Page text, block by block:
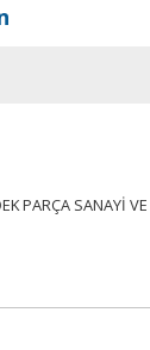
PARÇA SANAYİ